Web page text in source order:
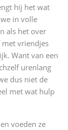
hij het wat
in volle
als het over
met vriendjes
Want van een
urenlang
dus niet de
met wat hulp
voeden ze